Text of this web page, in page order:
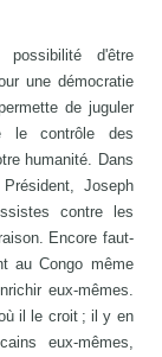
d'être
une démocratie
de juguler
le contrôle des
humanité. Dans
Joseph
contre les
Encore faut-
au Congo même
eux-mêmes.
il le croit ; il y en
eux-mêmes,